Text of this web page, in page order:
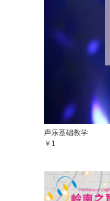
声乐基础教学
￥1